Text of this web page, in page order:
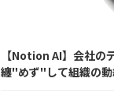
【Notion AI】会社の
纏"めず"して組織の